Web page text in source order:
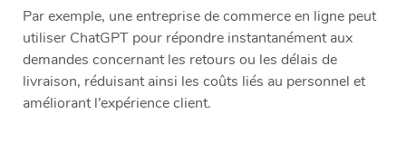
Par exemple, une entreprise de commerce en ligne peut
utiliser ChatGPT pour répondre instantanément aux
demandes concernant les retours ou les délais de
livraison, réduisant ainsi les coûts liés au personnel et
améliorant l’expérience client.